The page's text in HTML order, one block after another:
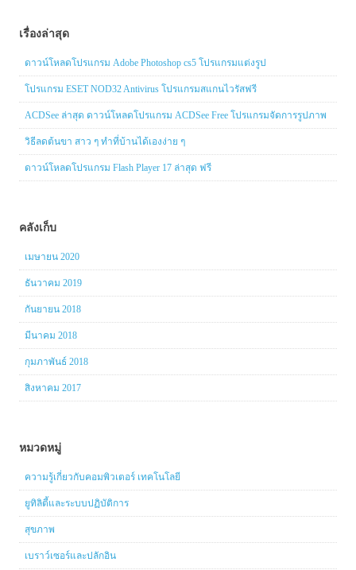
เรื่องล่าสุด
ดาวน์โหลดโปรแกรม Adobe Photoshop cs5 โปรแกรมแต่งรูป
โปรแกรม ESET NOD32 Antivirus โปรแกรมสแกนไวรัสฟรี
ACDSee ล่าสุด ดาวน์โหลดโปรแกรม ACDSee Free โปรแกรมจัดการรูปภาพ
วิธีลดต้นขา สาว ๆ ทำที่บ้านได้เองง่าย ๆ
ดาวน์โหลดโปรแกรม Flash Player 17 ล่าสุด ฟรี
คลังเก็บ
เมษายน 2020
ธันวาคม 2019
กันยายน 2018
มีนาคม 2018
กุมภาพันธ์ 2018
สิงหาคม 2017
หมวดหมู่
ความรู้เกี่ยวกับคอมพิวเตอร์ เทคโนโลยี
ยูทิลิตี้และระบบปฏิบัติการ
สุขภาพ
เบราว์เซอร์และปลักอิน